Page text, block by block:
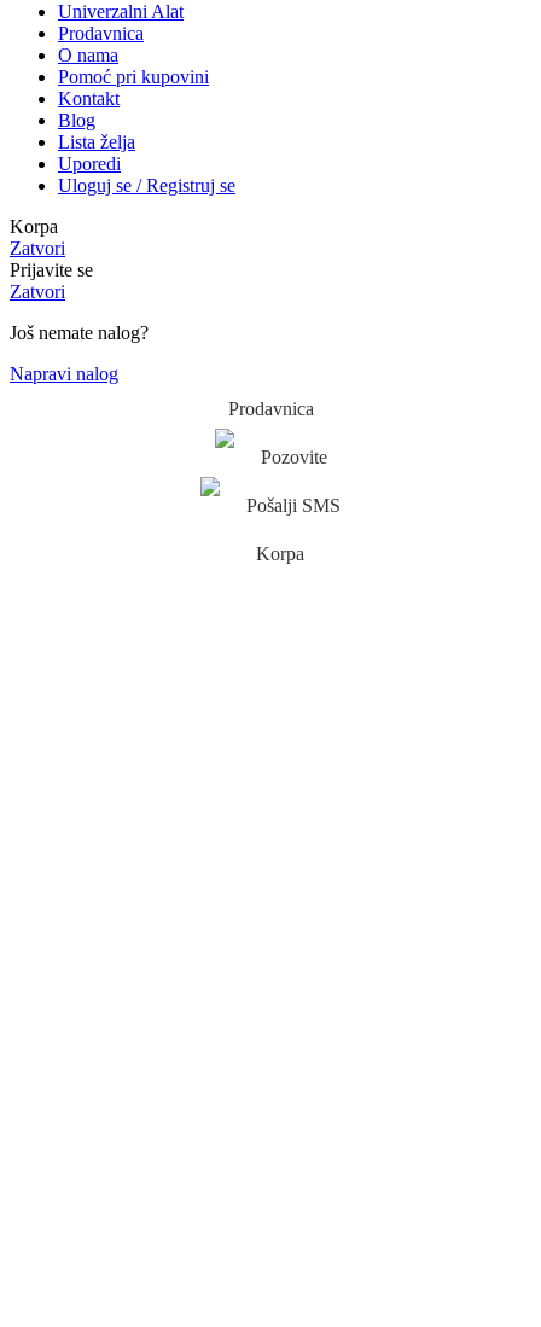
Univerzalni Alat
Prodavnica
O nama
Pomoć pri kupovini
Kontakt
Blog
Lista želja
Uporedi
Uloguj se / Registruj se
Korpa
Zatvori
Prijavite se
Zatvori
Još nemate nalog?
Napravi nalog
Prodavnica
Pozovite
Pošalji SMS
Korpa